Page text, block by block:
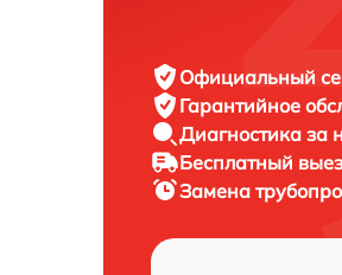
Официальный
Гарантийное
Диагностика за
Бесплатный
Замена